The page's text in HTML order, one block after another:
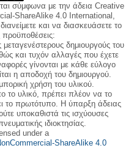
σύμφωνα με την άδεια Creative
ShareAlike 4.0 International,
και να διασκευάσετε το
προϋποθέσεις:
δημιουργούς του
και τυχόν αλλαγές που έχετε
γίνονται με κάθε εύλογο
η αποδοχή του δημιουργού.
χρήση του υλικού.
το υλικό, πρέπει πλέον να το
το πρωτότυπο. Η ύπαρξη άδειας
υποκαθιστά τις ισχύουσες
ιδιοκτησίας.
under a
ShareAlike 4.0